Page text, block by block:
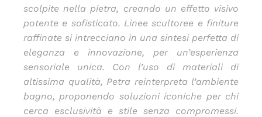
scolpite nella pietra, creando un effetto visivo
potente e sofisticato. Linee scultoree e finiture
raffinate si intrecciano in una sintesi perfetta di
eleganza e innovazione, per un’esperienza
sensoriale unica. Con l’uso di materiali di
altissima qualità, Petra reinterpreta l’ambiente
bagno, proponendo soluzioni iconiche per chi
cerca esclusività e stile senza compromessi.